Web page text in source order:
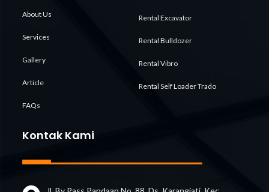
About Us
Services
Gallery
Article
FAQs
Rental Excavator
Rental Bulldozer
Rental Vibro
Rental Self Loader Trado
Kontak Kami